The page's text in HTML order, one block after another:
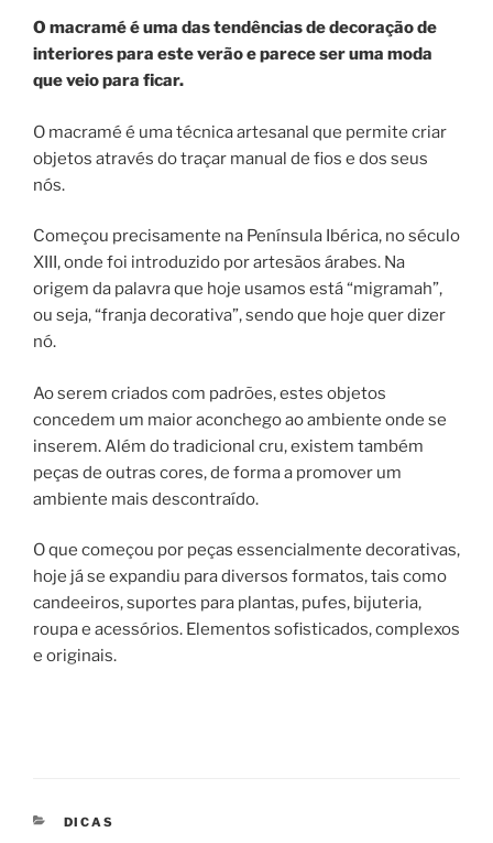
O macramé é uma das tendências de decoração de
interiores para este verão e parece ser uma moda
que veio para ficar.
O macramé é uma técnica artesanal que permite criar
objetos através do traçar manual de fios e dos seus
nós.
Começou precisamente na Península Ibérica, no século
XIII, onde foi introduzido por artesãos árabes. Na
origem da palavra que hoje usamos está “migramah”,
ou seja, “franja decorativa”, sendo que hoje quer dizer
nó.
Ao serem criados com padrões, estes objetos
concedem um maior aconchego ao ambiente onde se
inserem. Além do tradicional cru, existem também
peças de outras cores, de forma a promover um
ambiente mais descontraído.
O que começou por peças essencialmente decorativas,
hoje já se expandiu para diversos formatos, tais como
candeeiros, suportes para plantas, pufes, bijuteria,
roupa e acessórios. Elementos sofisticados, complexos
e originais.
CATEGORIAS
DICAS